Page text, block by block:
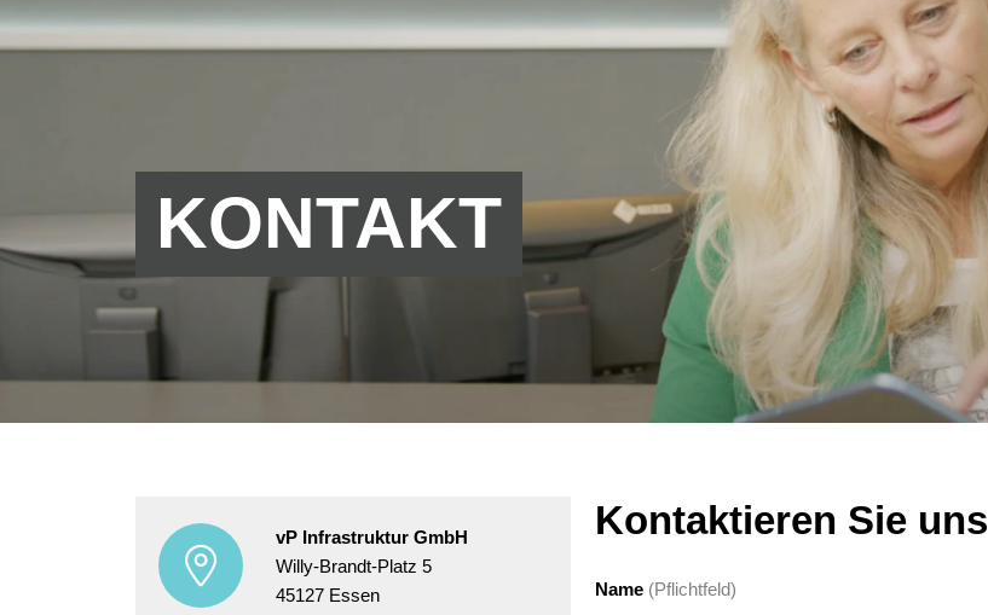
KONTAKT
vP Infrastruktur GmbH
Willy-Brandt-Platz 5
45127 Essen
Kontaktieren Sie uns
Name